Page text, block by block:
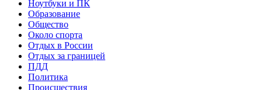
Ноутбуки и ПК
Образование
Общество
Около спорта
Отдых в России
Отдых за границей
ПДД
Политика
Происшествия